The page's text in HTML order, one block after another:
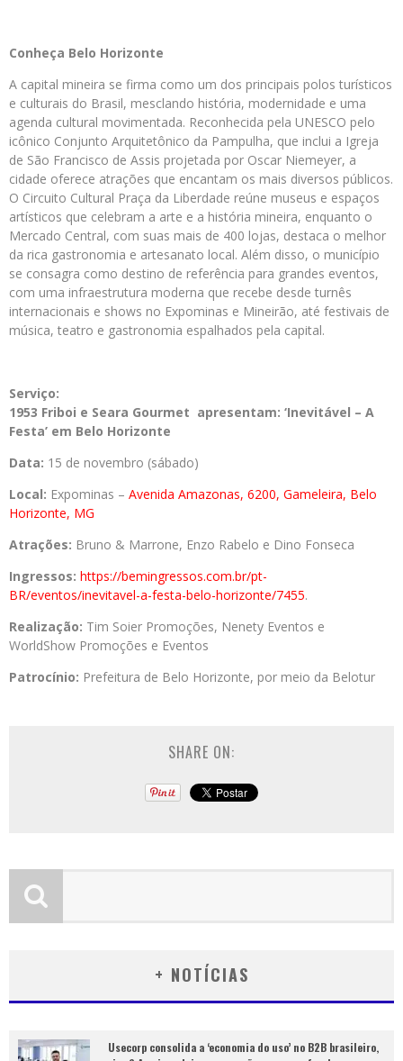
Conheça Belo Horizonte
A capital mineira se firma como um dos principais polos turísticos
e culturais do Brasil, mesclando história, modernidade e uma
agenda cultural movimentada. Reconhecida pela UNESCO pelo
icônico Conjunto Arquitetônico da Pampulha, que inclui a Igreja
de São Francisco de Assis projetada por Oscar Niemeyer, a
cidade oferece atrações que encantam os mais diversos públicos.
O Circuito Cultural Praça da Liberdade reúne museus e espaços
artísticos que celebram a arte e a história mineira, enquanto o
Mercado Central, com suas mais de 400 lojas, destaca o melhor
da rica gastronomia e artesanato local. Além disso, o município
se consagra como destino de referência para grandes eventos,
com uma infraestrutura moderna que recebe desde turnês
internacionais e shows no Expominas e Mineirão, até festivais de
música, teatro e gastronomia espalhados pela capital.
Serviço:
1953 Friboi e Seara Gourmet apresentam: ‘Inevitável – A
Festa’ em Belo Horizonte
Data: 15 de novembro (sábado)
Local: Expominas – Avenida Amazonas, 6200, Gameleira, Belo
Horizonte, MG
Atrações: Bruno & Marrone, Enzo Rabelo e Dino Fonseca
Ingressos: https://bemingressos.com.br/pt-
BR/eventos/inevitavel-a-festa-belo-horizonte/7455.
Realização: Tim Soier Promoções, Nenety Eventos e
WorldShow Promoções e Eventos
Patrocínio: Prefeitura de Belo Horizonte, por meio da Belotur
SHARE ON:
+ NOTÍCIAS
Usecorp consolida a ‘economia do uso’ no B2B brasileiro,